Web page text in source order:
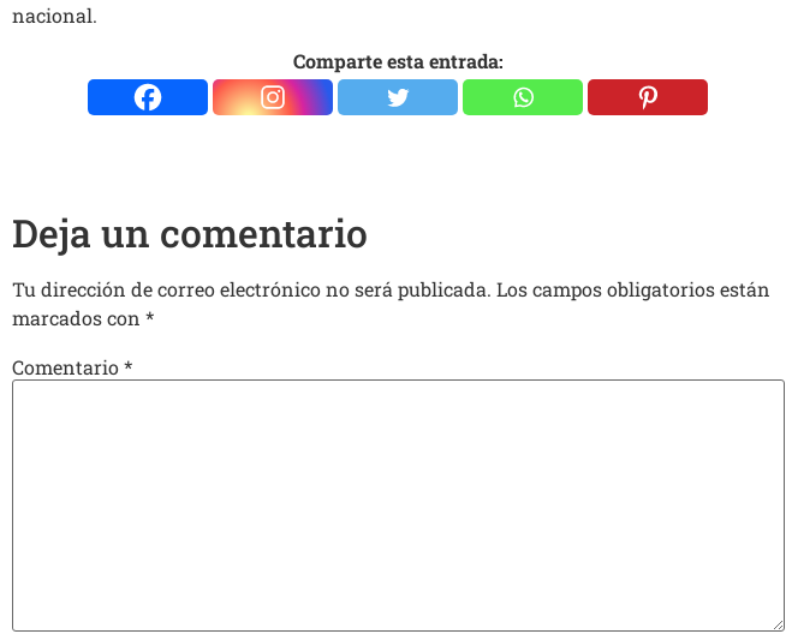
nacional.
Comparte esta entrada:
Deja un comentario
Tu dirección de correo electrónico no será publicada. Los campos obligatorios están
marcados con *
Comentario*